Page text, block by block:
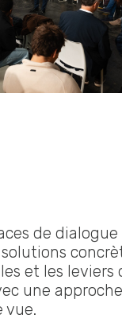
de
et les
une
vue.